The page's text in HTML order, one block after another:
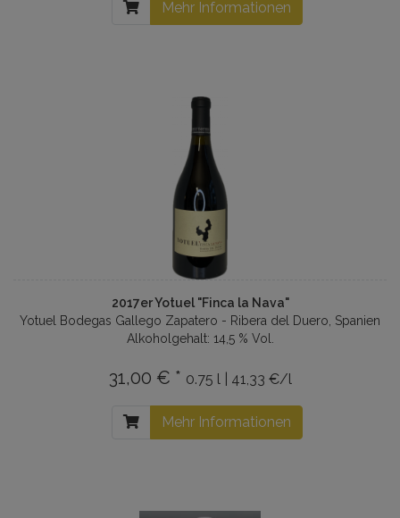
Mehr Informationen
2017er Yotuel "Finca la Nava"
Yotuel Bodegas Gallego Zapatero - Ribera del Duero, Spanien
Alkoholgehalt: 14,5 % Vol.
31,00 € * 0.75 l | 41,33 €/l
Mehr Informationen